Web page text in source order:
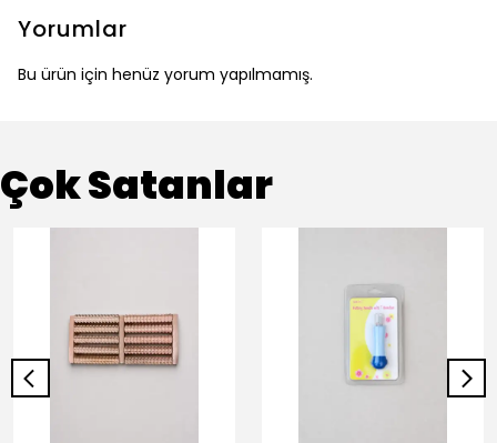
Yorumlar
Bu ürün için henüz yorum yapılmamış.
Çok Satanlar